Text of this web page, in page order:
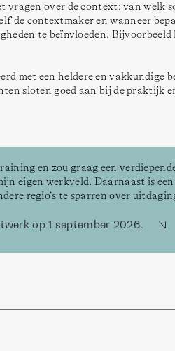
over de context: van welk
de contextmaker en wanneer
te beïnvloeden.
met een heldere en vakkundige
sloten goed aan bij de praktijk
en zou graag een
eigen werkveld. Daarnaast is
regio’s te sparren over
op 1 september 2026.